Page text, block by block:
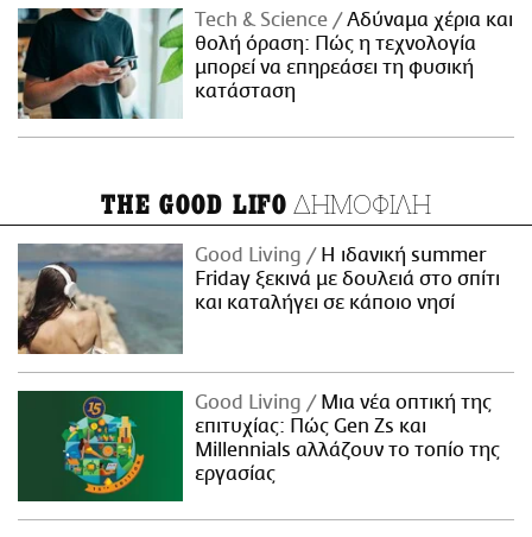
Τech & Science
Αδύναμα χέρια και
θολή όραση: Πώς η τεχνολογία
μπορεί να επηρεάσει τη φυσική
κατάσταση
THE GOOD LIFO ΔΗΜΟΦΙΛΗ
Good Living
Η ιδανική summer
Friday ξεκινά με δουλειά στο σπίτι
και καταλήγει σε κάποιο νησί
Good Living
Μια νέα οπτική της
επιτυχίας: Πώς Gen Zs και
Millennials αλλάζουν το τοπίο της
εργασίας